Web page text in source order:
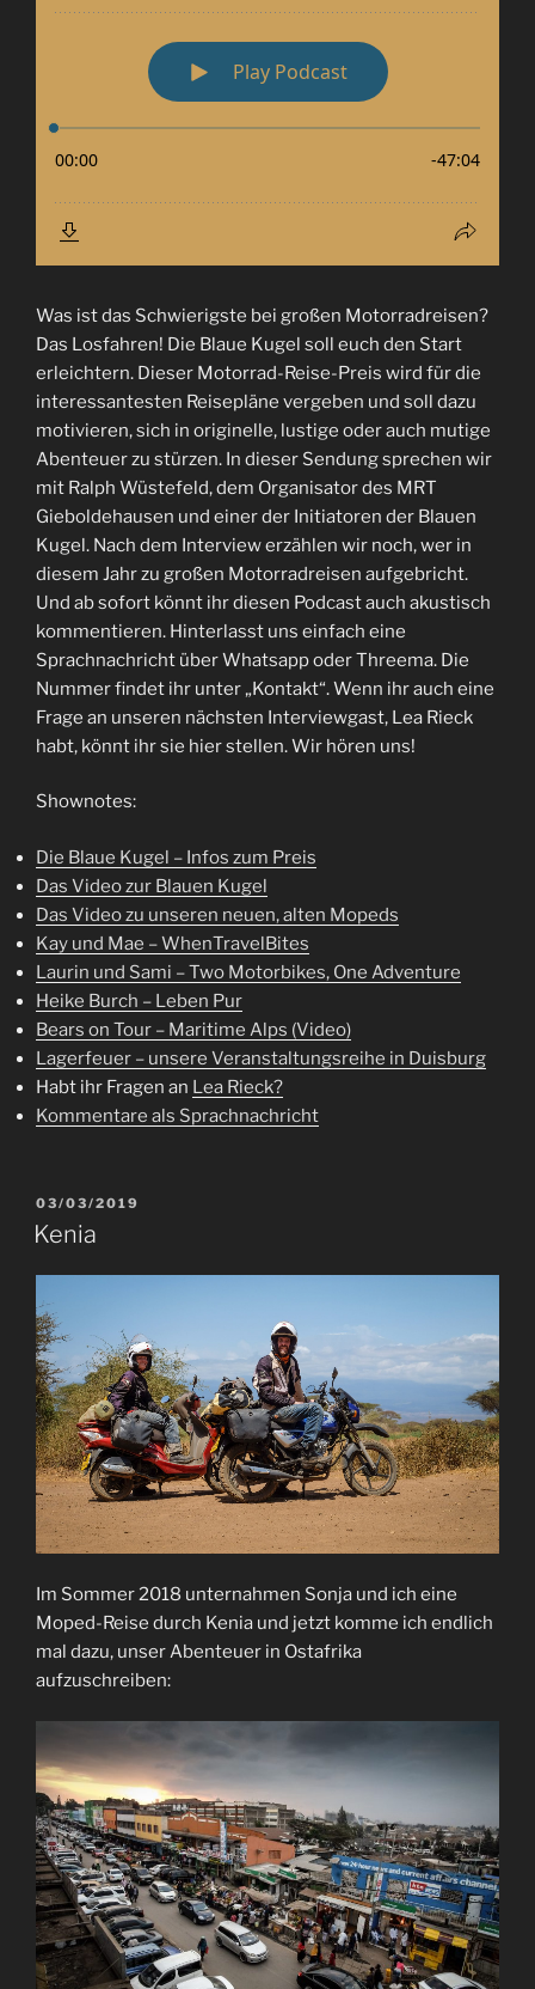
Was ist das Schwierigste bei großen Motorradreisen?
Das Losfahren! Die Blaue Kugel soll euch den Start
erleichtern. Dieser Motorrad-Reise-Preis wird für die
interessantesten Reisepläne vergeben und soll dazu
motivieren, sich in originelle, lustige oder auch mutige
Abenteuer zu stürzen. In dieser Sendung sprechen wir
mit Ralph Wüstefeld, dem Organisator des MRT
Gieboldehausen und einer der Initiatoren der Blauen
Kugel. Nach dem Interview erzählen wir noch, wer in
diesem Jahr zu großen Motorradreisen aufgebricht.
Und ab sofort könnt ihr diesen Podcast auch akustisch
kommentieren. Hinterlasst uns einfach eine
Sprachnachricht über Whatsapp oder Threema. Die
Nummer findet ihr unter „Kontakt“. Wenn ihr auch eine
Frage an unseren nächsten Interviewgast, Lea Rieck
habt, könnt ihr sie hier stellen. Wir hören uns!
Shownotes:
Die Blaue Kugel – Infos zum Preis
Das Video zur Blauen Kugel
Das Video zu unseren neuen, alten Mopeds
Kay und Mae – WhenTravelBites
Laurin und Sami – Two Motorbikes, One Adventure
Heike Burch – Leben Pur
Bears on Tour – Maritime Alps (Video)
Lagerfeuer – unsere Veranstaltungsreihe in Duisburg
Habt ihr Fragen an Lea Rieck?
Kommentare als Sprachnachricht
VERÖFFENTLICHT
AM
03/03/2019
Kenia
Im Sommer 2018 unternahmen Sonja und ich eine
Moped-Reise durch Kenia und jetzt komme ich endlich
mal dazu, unser Abenteuer in Ostafrika
aufzuschreiben: